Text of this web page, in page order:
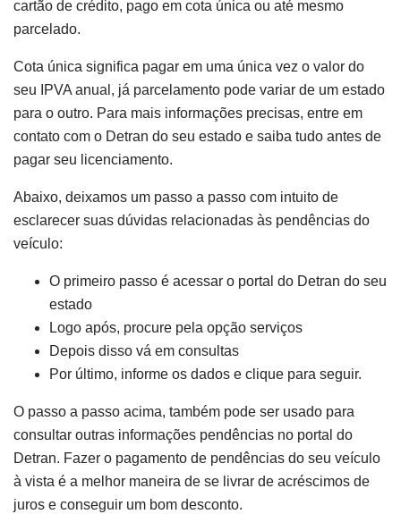
cartão de crédito, pago em cota única ou até mesmo
parcelado.
Cota única significa pagar em uma única vez o valor do
seu IPVA anual, já parcelamento pode variar de um estado
para o outro. Para mais informações precisas, entre em
contato com o Detran do seu estado e saiba tudo antes de
pagar seu licenciamento.
Abaixo, deixamos um passo a passo com intuito de
esclarecer suas dúvidas relacionadas às pendências do
veículo:
O primeiro passo é acessar o portal do Detran do seu
estado
Logo após, procure pela opção serviços
Depois disso vá em consultas
Por último, informe os dados e clique para seguir.
O passo a passo acima, também pode ser usado para
consultar outras informações pendências no portal do
Detran. Fazer o pagamento de pendências do seu veículo
à vista é a melhor maneira de se livrar de acréscimos de
juros e conseguir um bom desconto.